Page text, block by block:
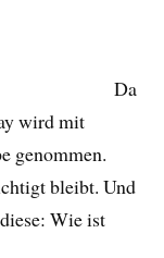
Da
wird mit
genommen.
bleibt. Und
Wie ist